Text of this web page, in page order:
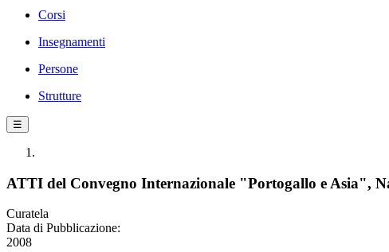
Corsi
Insegnamenti
Persone
Strutture
☰
ATTI del Convegno Internazionale "Portogallo e Asia",
Curatela
Data di Pubblicazione:
2008